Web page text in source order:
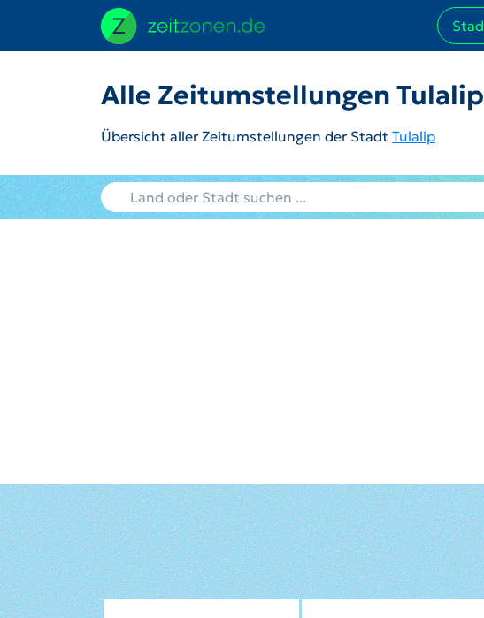
Alle Zeitumstellungen Tulalip
Übersicht aller Zeitumstellungen der Stadt Tulalip